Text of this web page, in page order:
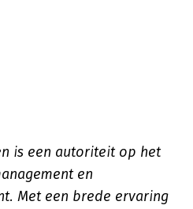
is een autoriteit op het
en
Met een brede ervaring